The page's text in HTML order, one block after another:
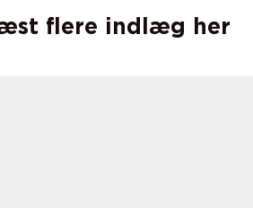
flere indlæg her